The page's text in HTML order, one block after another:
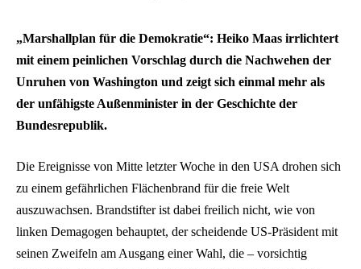
„Marshallplan für die Demokratie“: Heiko Maas irrlichtert
mit einem peinlichen Vorschlag durch die Nachwehen der
Unruhen von Washington und zeigt sich einmal mehr als
der unfähigste Außenminister in der Geschichte der
Bundesrepublik.
Die Ereignisse von Mitte letzter Woche in den USA drohen sich
zu einem gefährlichen Flächenbrand für die freie Welt
auszuwachsen. Brandstifter ist dabei freilich nicht, wie von
linken Demagogen behauptet, der scheidende US-Präsident mit
seinen Zweifeln am Ausgang einer Wahl, die – vorsichtig